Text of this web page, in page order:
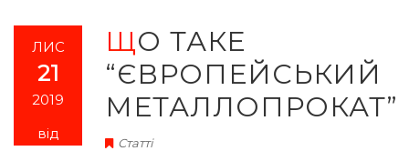
ЛИС
21
2019
від
ЩО ТАКЕ
“ЄВРОПЕЙСЬКИЙ
МЕТАЛЛОПРОКАТ”
Статті